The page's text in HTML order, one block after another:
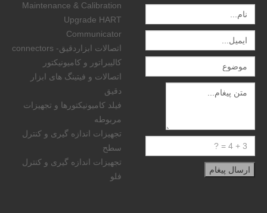
Maintenance & Calibration
Upgrade HART
Communicator
اتصالات ابزاردقیق- connectors
کالیبراتور و کامیونیکتور
اتصالات و فیتینگ های ابزار
دقیق
فیلد کامیونیکتورها و تجهیزات
مربوطه
تجهیزات اندازه گیری و کنترل
سطح
تجهیزات اندازه گیری و کنترل
فلو